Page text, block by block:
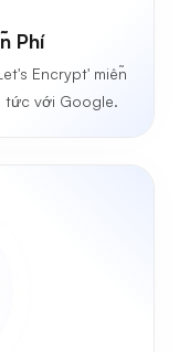
Phí
Encrypt' miễn
tức với Google.